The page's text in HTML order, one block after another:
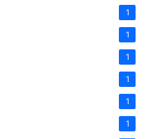
1
1
1
1
1
1